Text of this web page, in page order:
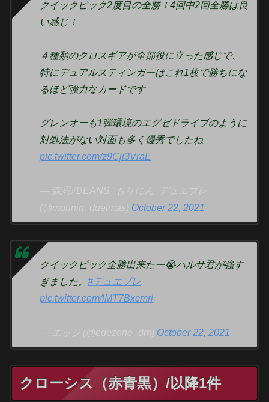
クイックピック2度目の全勝！4回中2回全勝は良
い感じ！
４種類のクロスギアが全部役に立った感じで、
特にデュアルスティンガーはこれ1枚で勝ちにな
るほど強力なカードです
グレンオーも1弾環境のエグゼドライブのように
対処法がない対面も多く優秀でしたね
pic.twitter.com/z9Cji3VraE
— 森忍#BEANS_もりにん_デュエプレ
(@morinin_duelmas) October 22, 2021
クイックピック全勝出来たー😭ハルサ君が強す
ぎました。#デュエプレ
pic.twitter.com/lMT7Bxcmri
— エッジ (@edezone_dm) October 22, 2021
クローシス（赤青黒）/以降1件